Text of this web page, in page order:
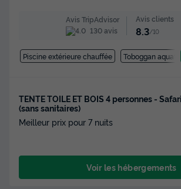
Avis TripAdvisor
130 avis
Avis clients
8.3/10
Piscine extérieure chauffée Toboggan
TENTE TOILE ET BOIS 4 personnes -
(sans sanitaires)
Meilleur prix pour 7 nuits
Voir les hébergements